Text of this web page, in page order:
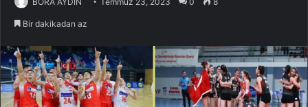
Bir dakikadan az